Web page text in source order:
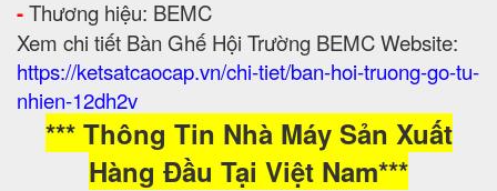
-Thương hiệu: BEMC
Xem chi tiết Bàn Ghế Hội Trường BEMCWebsite:
https://ketsatcaocap.vn/chi-tiet/ban-hoi-truong-go-tu-
nhien-12dh2v
*** Thông Tin Nhà Máy Sản Xuất
Hàng Đầu Tại Việt Nam***